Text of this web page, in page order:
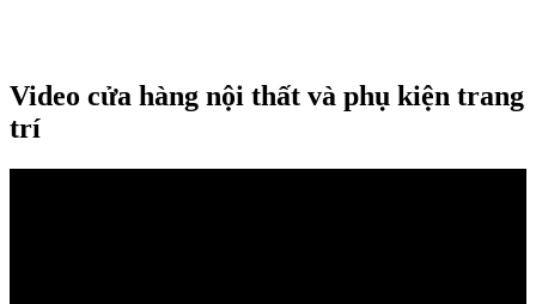
Video cửa hàng nội thất và phụ kiện trang
trí